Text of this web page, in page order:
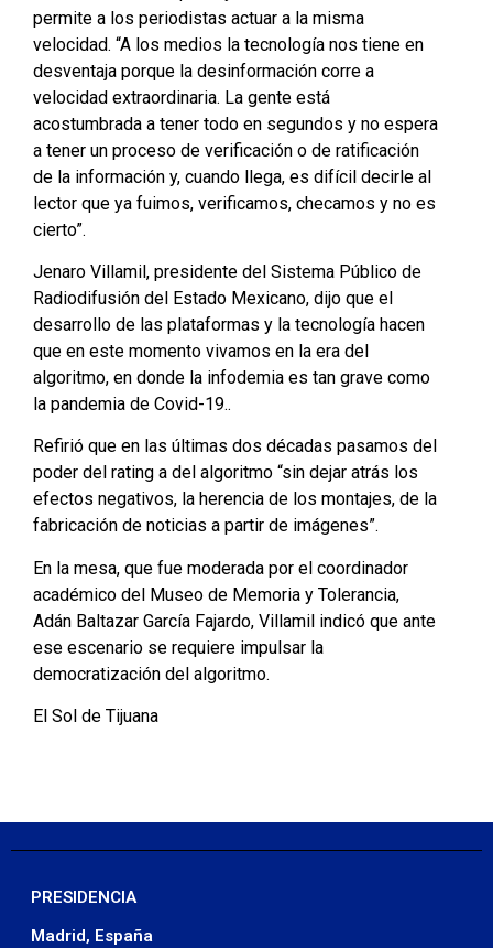
permite a los periodistas actuar a la misma
velocidad. “A los medios la tecnología nos tiene en
desventaja porque la desinformación corre a
velocidad extraordinaria. La gente está
acostumbrada a tener todo en segundos y no espera
a tener un proceso de verificación o de ratificación
de la información y, cuando llega, es difícil decirle al
lector que ya fuimos, verificamos, checamos y no es
cierto”.
Jenaro Villamil, presidente del Sistema Público de
Radiodifusión del Estado Mexicano, dijo que el
desarrollo de las plataformas y la tecnología hacen
que en este momento vivamos en la era del
algoritmo, en donde la infodemia es tan grave como
la pandemia de Covid-19..
Refirió que en las últimas dos décadas pasamos del
poder del rating a del algoritmo “sin dejar atrás los
efectos negativos, la herencia de los montajes, de la
fabricación de noticias a partir de imágenes”.
En la mesa, que fue moderada por el coordinador
académico del Museo de Memoria y Tolerancia,
Adán Baltazar García Fajardo, Villamil indicó que ante
ese escenario se requiere impulsar la
democratización del algoritmo.
El Sol de Tijuana
PRESIDENCIA
Madrid, España